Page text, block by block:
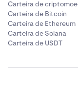
Carteira de
Carteira de Bitcoin
Carteira de Ethereum
Carteira de Solana
Carteira de USDT